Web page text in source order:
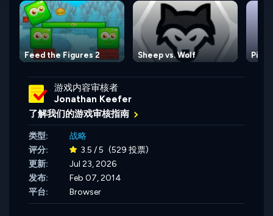
Feed the Figures 2 Sheep vs. Wolf Pipe
游戏内容审核者
Jonathan Keefer
了解我们的游戏审核指南
类型:
战略
评分:
3.5 / 5 (529 投票)
更新:
Jul 23, 2026
发布:
Feb 07, 2014
平台:
Browser